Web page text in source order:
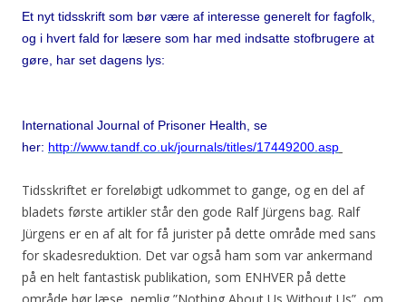
Et nyt tidsskrift som bør være af interesse generelt for fagfolk,
og i hvert fald for læsere som har med indsatte stofbrugere at
gøre, har set dagens lys:
International Journal of Prisoner Health, se
her: http://www.tandf.co.uk/journals/titles/17449200.asp
Tidsskriftet er foreløbigt udkommet to gange, og en del af
bladets første artikler står den gode Ralf Jürgens bag. Ralf
Jürgens er en af alt for få jurister på dette område med sans
for skadesreduktion. Det var også ham som var ankermand
på en helt fantastisk publikation, som ENHVER på dette